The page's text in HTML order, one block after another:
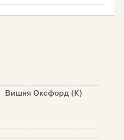
Вишня Оксфорд (К)